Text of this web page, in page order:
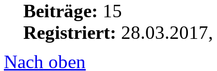
Beiträge: 15
Registriert:
Nach oben